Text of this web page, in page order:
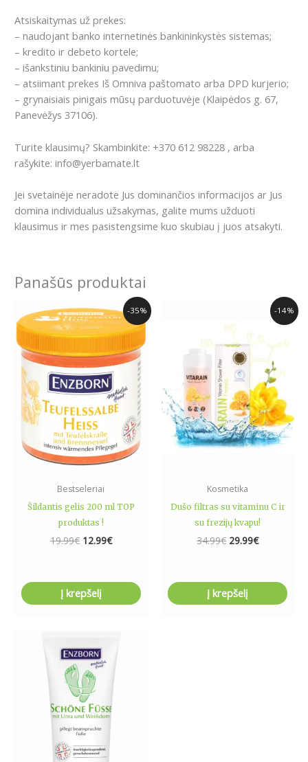
Atsiskaitymas už prekes:
– naudojant banko internetinės bankininkystės sistemas;
– kredito ir debeto kortele;
– išankstiniu bankiniu pavedimu;
– atsiimant prekes Iš Omniva paštomato arba DPD kurjerio;
– grynaisiais pinigais mūsų parduotuvėje (Klaipėdos g. 67,
Panevėžys 37106).
Turite klausimų? Skambinkite: +370 612 98228 , arba
rašykite: info@yerbamate.lt
Jei svetainėje neradote Jus dominančios informacijos ar Jus
domina individualus užsakymas, galite mums užduoti
klausimus ir mes pasistengsime kuo skubiau į juos atsakyti.
Panašūs produktai
-35%
Bestseleriai
Šildantis gelis 200 ml TOP
produktas !
19.99€
Original
price
was:
19.99€.
12.99€
Current
price
is:
Į krepšelį
-14%
Kosmetika
Dušo filtras su vitaminu C ir
su frezijų kvapu!
34.99€
was:
34.99€.
29.99€
Current
price
29.99€.
Į krepšelį